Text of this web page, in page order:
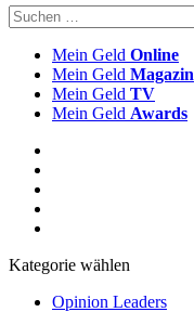
Mein Geld Online
Mein Geld Magazin
Mein Geld TV
Mein Geld Awards
Kategorie wählen
Opinion Leaders